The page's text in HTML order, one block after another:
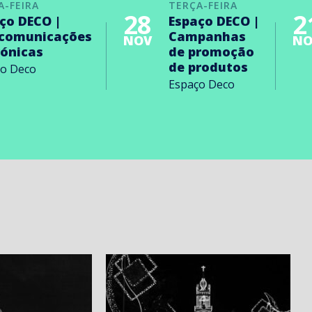
FEIRA
DECO |
Deco
TERÇA-FEIRA
28
NOV
Espaço DECO |
Campanhas
de promoção
de produtos
Espaço Deco